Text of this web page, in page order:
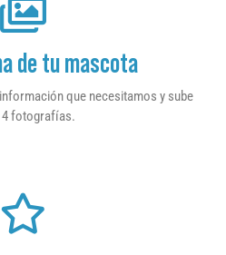
de tu mascota
que necesitamos y sube
4 fotografías.